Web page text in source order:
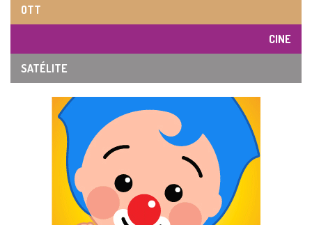
OTT
CINE
SATÉLITE